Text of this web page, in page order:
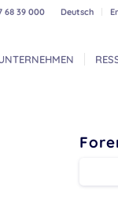
Deutsch
68 39 000